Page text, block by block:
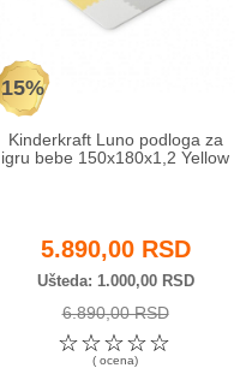
15%
Kinderkraft Luno podloga za
igru bebe 150x180x1,2 Yellow
5.890,00 RSD
Ušteda 1.000,00 RSD
6.890,00 RSD
☆
☆
☆
☆
☆
( ocena)